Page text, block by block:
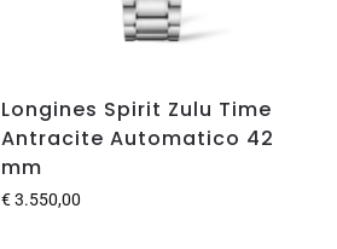
Longines Spirit Zulu Time
Antracite Automatico 42
mm
€3.550,00